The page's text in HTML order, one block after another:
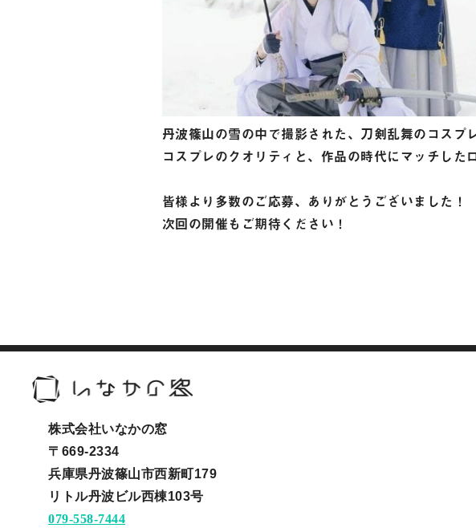
丹波篠山の雪の中で撮影された、刀剣乱舞のコスプ
コスプレのクオリティと、作品の時代にマッチした
皆様より多数のご応募、ありがとうございました！
次回の開催もご期待ください！
株式会社いなかの窓
〒669-2334
兵庫県丹波篠山市西新町179
リトル丹波ビル西棟103号
079-558-7444